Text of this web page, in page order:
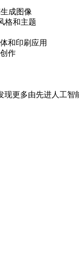
成图像
格和主题
和印刷应用
作
更多由先进人工智